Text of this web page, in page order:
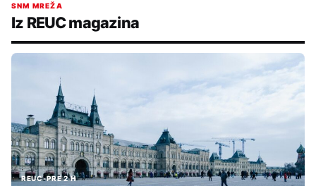
SNM MREŽA
Iz REUC magazina
REUC•PRE 2 H